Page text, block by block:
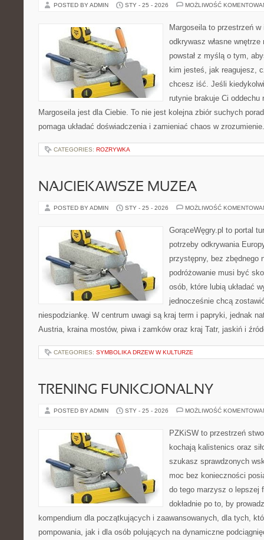
POSTED BY ADMIN STY - 25 - 2026 MOŻLIWOŚĆ
Margoseila to przestrzeń
odkrywasz własne
powstał z myślą o tym,
kim jesteś, jak reagujesz,
chcesz iść. Jeśli
rutynie brakuje Ci oddechu
Margoseila jest dla Ciebie. To nie jest kolejna zbiór suchych
pomaga układać doświadczenia i zamieniać chaos w
CATEGORIES: ROZRYWKA
NAJCIEKAWSZE MUZEA
POSTED BY ADMIN STY - 25 - 2026 MOŻLIWOŚĆ
GorąceWęgry.pl to portal
potrzeby odkrywania
przystępny, bez zbędnego
podróżowanie musi być
osób, które lubią układać
jednocześnie chcą
niespodziankę. W centrum uwagi są kraj term i papryki, jednak
Austria, kraina mostów, piwa i zamków oraz kraj Tatr, jaskiń i
CATEGORIES: SYMBOLIKA DRZEW W KULTURZE
TRENING FUNKCJONALNY
POSTED BY ADMIN STY - 25 - 2026 MOŻLIWOŚĆ
PZKiSW to przestrzeń
kochają kalistenics oraz
szukasz sprawdzonych
moc bez konieczności
do tego marzysz o lepszej
dokładnie po to, by
kompendium dla początkujących i zaawansowanych, dla tych,
pompowania, jak i dla osób polujących na dynamiczne